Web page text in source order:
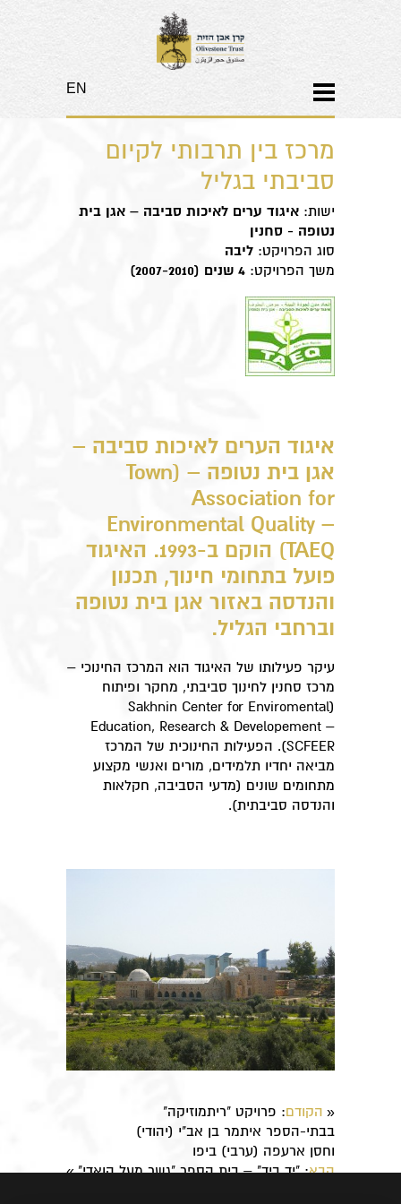
EN
​מרכז בין תרבותי לקיום
סביבתי בגליל
ישות: איגוד ערים לאיכות סביבה – אגן בית
נטופה - סחנין
סוג הפרויקט: ליבה
משך הפרויקט: 4 שנים (2007-2010)
איגוד הערים לאיכות סביבה –
אגן בית נטופה – (Town
Association for
Environmental Quality –
TAEQ
) הוקם ב-1993. האיגוד
פועל בתחומי חינוך, תכנון
והנדסה באזור אגן בית נטופה
וברחבי הגליל.
עיקר פעילותו של האיגוד הוא המרכז החינוכי –
מרכז סחנין לחינוך סביבתי, מחקר ופיתוח
(Sakhnin Center for Enviromental
Education, Research & Developement –
SCFEER). הפעילות החינוכית של המרכז
מביאה יחדיו תלמידים, מורים ואנשי מקצוע
מתחומים שונים (מדעי הסביבה, חקלאות
והנדסה סביבתית).
« הקודם: פרויקט "ריתמוזיקה"
בבתי-הספר איתמר בן אב"י (יהודי)
וחסן ארעפה (ערבי) ביפו
הבא: ​"יד ביד" – בית הספר "גשר מעל הואדי"»